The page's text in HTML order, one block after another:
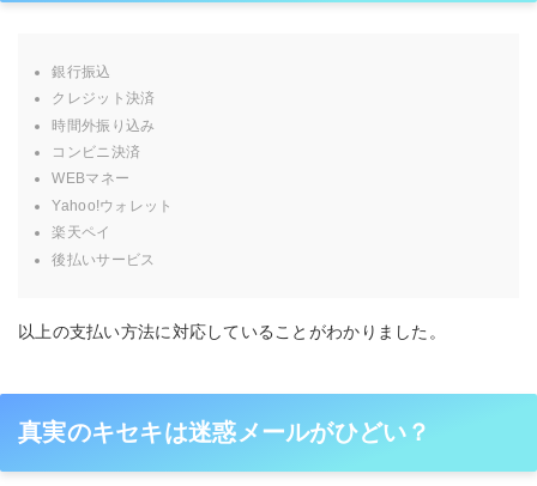
銀行振込
クレジット決済
時間外振り込み
コンビニ決済
WEBマネー
Yahoo!ウォレット
楽天ペイ
後払いサービス
以上の支払い方法に対応していることがわかりました。
真実のキセキは迷惑メールがひどい？